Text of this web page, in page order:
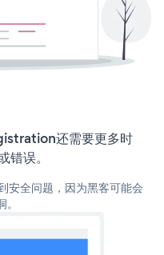
还需要更多时
误。
安全问题，因为黑客可能会